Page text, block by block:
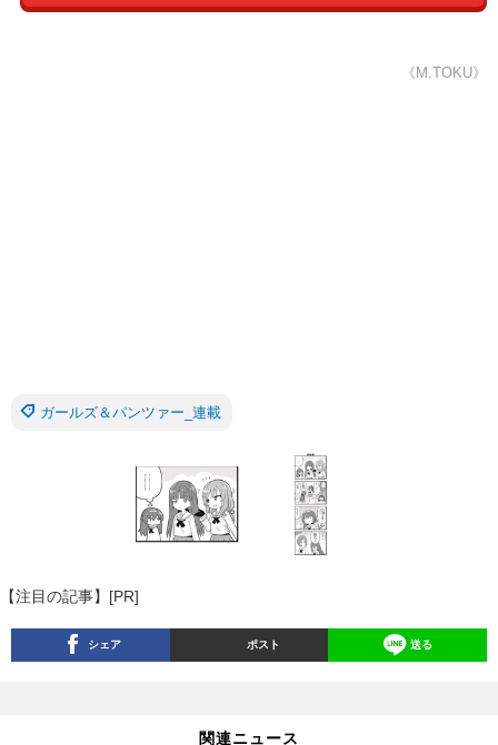
《M.TOKU》
ガールズ＆パンツァー_連載
【注目の記事】[PR]
シェア ポスト 送る
関連ニュース